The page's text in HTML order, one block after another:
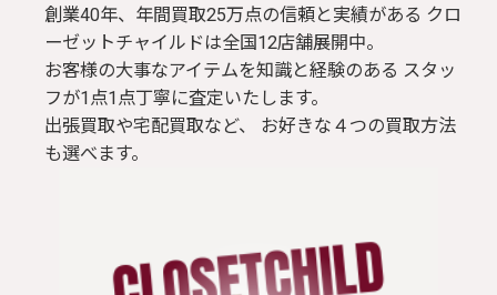
創業40年、年間買取25万点の信頼と実績がある クロ
ーゼットチャイルドは全国12店舗展開中。
お客様の大事なアイテムを知識と経験のある スタッ
フが1点1点丁寧に査定いたします。
出張買取や宅配買取など、 お好きな４つの買取方法
も選べます。